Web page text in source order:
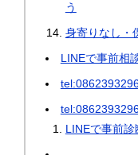
う
身寄りなし・
LINEで事前相
LINEで事前診